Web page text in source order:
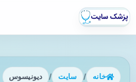
خانه / سایت / دیونیسوس